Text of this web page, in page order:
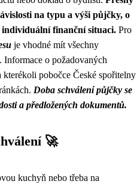
na typu a výši půjčky, o
individuální finanční situaci. Pro
je vhodné mít všechny
Informace o požadovaných
pobočce České spořitelny
Doba schválení půjčky se
a předložených dokumentů.
🚀
kuchyň nebo třeba na